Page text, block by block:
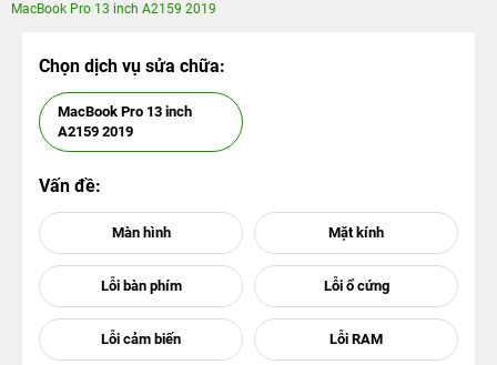
MacBook Pro 13 inch A2159 2019
Chọn dịch vụ sửa chữa:
MacBook Pro 13 inch
A2159 2019
Vấn đề: